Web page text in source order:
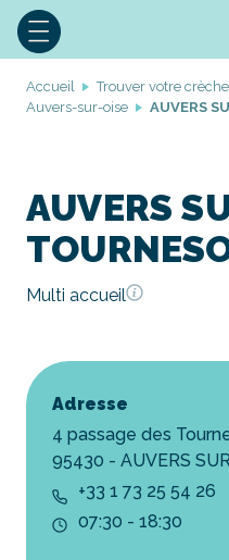
Accueil Trouver votre crèche
Auvers-sur-oise
AUVERS
AUVERS
Multi accueil
Adresse
4 passage des
95430 - AUVERS
+33 1 73 25 54 26
07:30 - 18:30